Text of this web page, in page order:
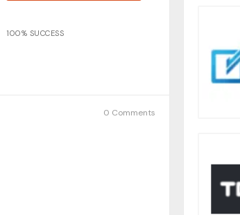
100% SUCCESS
0 Comments